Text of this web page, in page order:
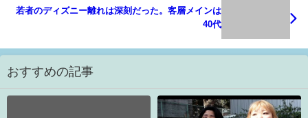
若者のディズニー離れは深刻だった。客層メインは
40代
おすすめの記事